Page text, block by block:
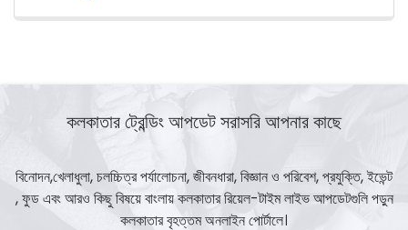
কলকাতার ট্রেন্ডিং আপডেট সরাসরি আপনার কাছে
বিনোদন,খেলাধুলা, চলচ্চিত্র পর্যালোচনা, জীবনধারা, বিজ্ঞান ও পরিবেশ, প্রযুক্তি, ইভেন্ট
, ফুড এবং আরও কিছু বিষয়ে বাংলায় কলকাতার রিয়েল-টাইম লাইভ আপডেটগুলি পড়ুন
কলকাতার বৃহত্তম অনলাইন পোর্টালে।